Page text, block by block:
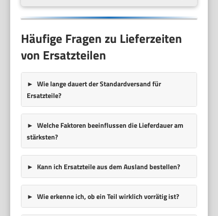
Häufige Fragen zu Lieferzeiten
von Ersatzteilen
Wie lange dauert der Standardversand für
Ersatzteile?
Welche Faktoren beeinflussen die Lieferdauer am
stärksten?
Kann ich Ersatzteile aus dem Ausland bestellen?
Wie erkenne ich, ob ein Teil wirklich vorrätig ist?